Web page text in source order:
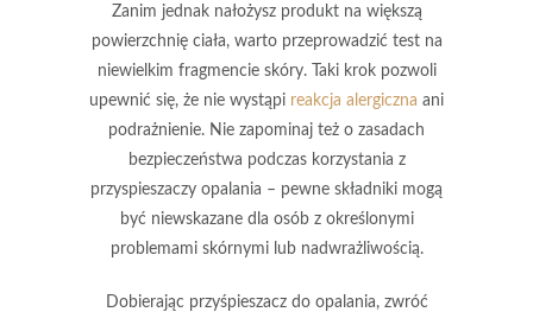
Zanim jednak nałożysz produkt na większą
powierzchnię ciała, warto przeprowadzić test na
niewielkim fragmencie skóry. Taki krok pozwoli
upewnić się, że nie wystąpi reakcja alergiczna ani
podrażnienie. Nie zapominaj też o zasadach
bezpieczeństwa podczas korzystania z
przyspieszaczy opalania – pewne składniki mogą
być niewskazane dla osób z określonymi
problemami skórnymi lub nadwrażliwością.
Dobierając przyśpieszacz do opalania, zwróć